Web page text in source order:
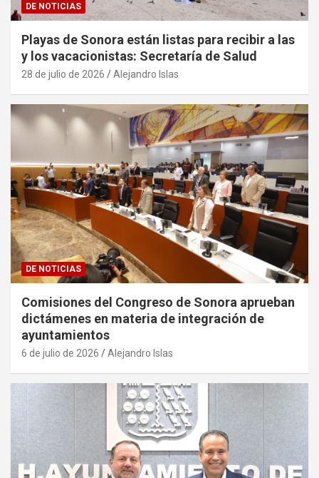
DE NOTICIAS
Playas de Sonora están listas para recibir a las
y los vacacionistas: Secretaría de Salud
28 de julio de 2026 Alejandro Islas
DE NOTICIAS
Comisiones del Congreso de Sonora aprueban
dictámenes en materia de integración de
ayuntamientos
6 de julio de 2026 Alejandro Islas